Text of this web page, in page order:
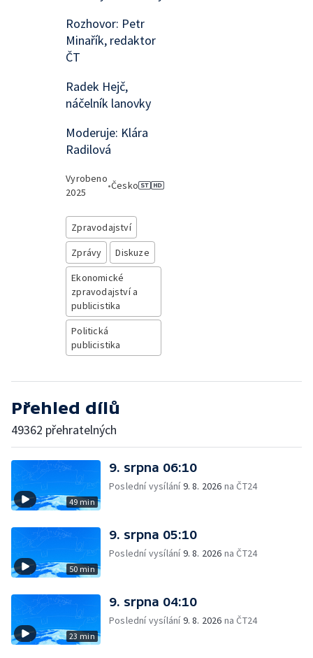
Rozhovor: Petr
Minařík, redaktor
ČT
Radek Hejč,
náčelník lanovky
Moderuje: Klára
Radilová
Vyrobeno
2025
•Česko
Zpravodajství
Zprávy
Diskuze
Ekonomické
zpravodajství a
publicistika
Politická
publicistika
Přehled dílů
49362 přehratelných
49 min
9. srpna 06:10
Poslední vysílání9. 8. 2026 na ČT24
50 min
9. srpna 05:10
Poslední vysílání9. 8. 2026 na ČT24
23 min
9. srpna 04:10
Poslední vysílání9. 8. 2026 na ČT24